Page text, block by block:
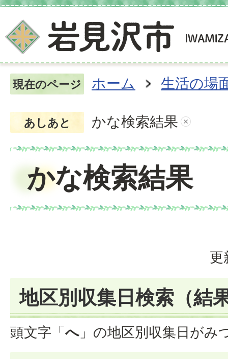
現在のページ ホーム 生活の場
あしあと かな検索結果
かな検索結果
更
地区別収集日検索 （結
頭文字「へ 」の地区別収集日がみ